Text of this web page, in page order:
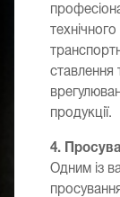
ставлення
продукції.
4.
Одним із